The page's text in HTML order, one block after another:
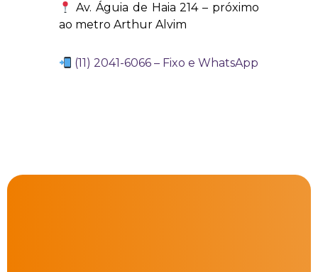
Av. Águia de Haia 214 – próximo
ao metro Arthur Alvim
(11) 2041-6066 – Fixo e WhatsApp